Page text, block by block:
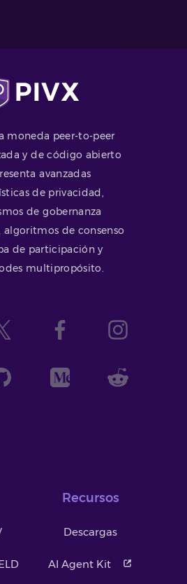
moneda peer-to-peer
y de código abierto
avanzadas
de privacidad,
de gobernanza
de consenso
de participación y
multipropósito.
Recursos
Descargas
AI Agent Kit